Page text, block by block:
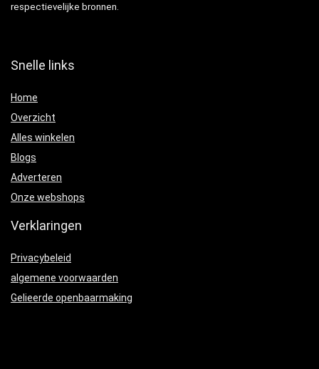
respectievelijke bronnen.
Snelle links
Home
Overzicht
Alles winkelen
Blogs
Adverteren
Onze webshops
Verklaringen
Privacybeleid
algemene voorwaarden
Gelieerde openbaarmaking